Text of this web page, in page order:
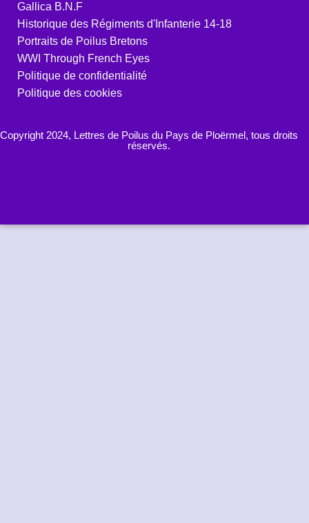
Gallica B.N.F
Historique des Régiments d'Infanterie 14-18
Portraits de Poilus Bretons
WWI Through French Eyes
Politique de confidentialité
Politique des cookies
Copyright 2024, Lettres de Poilus du Pays de Ploërmel, tous droits
réservés.